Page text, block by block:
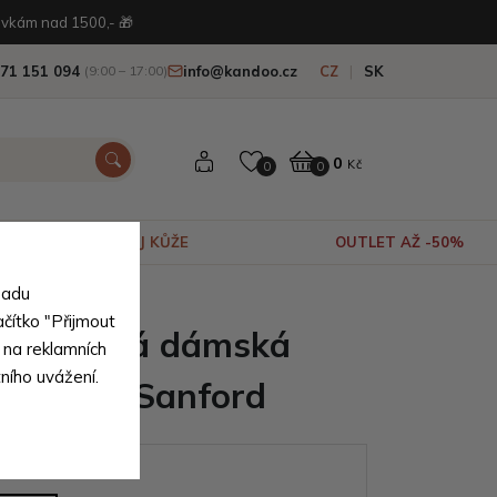
nad 1500,- 🎁
151 094 (9:00 – 17:00) info@kandoo.cz CZ SK
0 0 0 Kč
VÝPRODEJ KŮŽE OUTLET AŽ -50%
zipová dámská
tělo Sanford
"Přijmout
reklamních
uvážení.